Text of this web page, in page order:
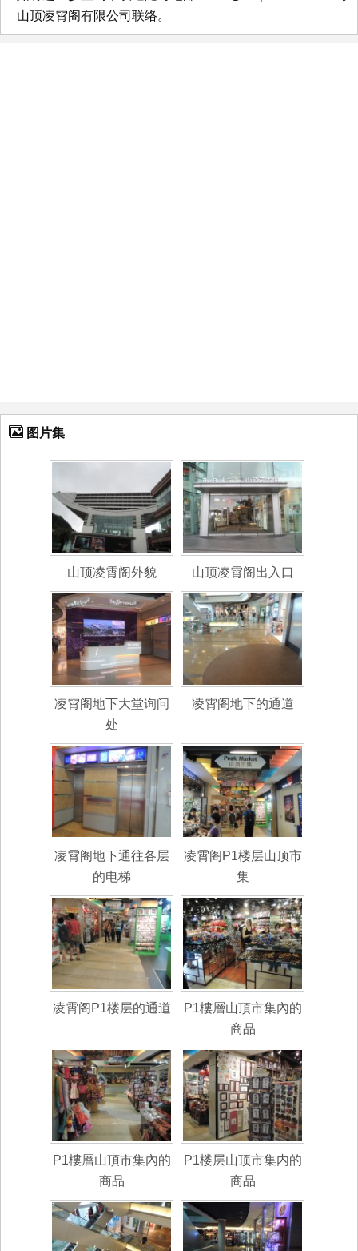
山顶凌霄阁有限公司联络。
图片集
山顶凌霄阁外貌 山顶凌霄阁出入口
凌霄阁地下大堂询问
处
凌霄阁地下的通道
凌霄阁地下通往各层
的电梯
凌霄阁P1楼层山顶市
集
凌霄阁P1楼层的通道
P1樓層山頂市集內的
商品
P1樓層山頂市集內的
商品
P1楼层山顶市集内的
商品